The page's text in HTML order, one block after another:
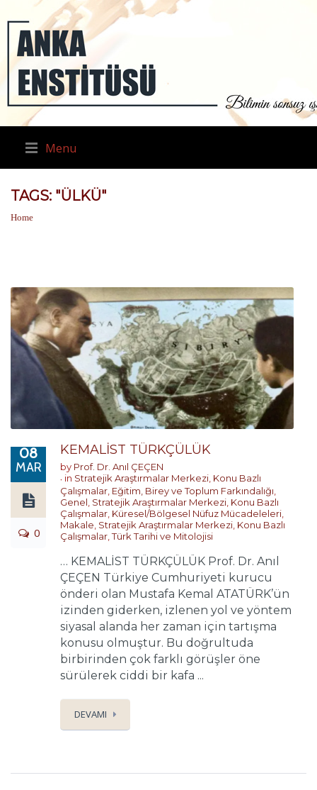
Menu
TAGS: "ÜLKÜ"
Home
08
MAR
0
KEMALİST TÜRKÇÜLÜK
by Prof. Dr. Anıl ÇEÇEN
in Stratejik Araştırmalar Merkezi Konu Bazlı
Çalışmalar Eğitim, Birey ve Toplum Farkındalığı
Genel Stratejik Araştırmalar Merkezi Konu Bazlı
Çalışmalar Küresel/Bölgesel Nüfuz Mücadeleleri
Makale Stratejik Araştırmalar Merkezi Konu Bazlı
Çalışmalar ,Türk Tarihi ve Mitolojisi
… KEMALİST TÜRKÇÜLÜK Prof. Dr. Anıl
ÇEÇEN Türkiye Cumhuriyeti kurucu
önderi olan Mustafa Kemal ATATÜRK’ün
izinden giderken, izlenen yol ve yöntem
siyasal alanda her zaman için tartışma
konusu olmuştur. Bu doğrultuda
birbirinden çok farklı görüşler öne
sürülerek ciddi bir kafa ...
DEVAMI